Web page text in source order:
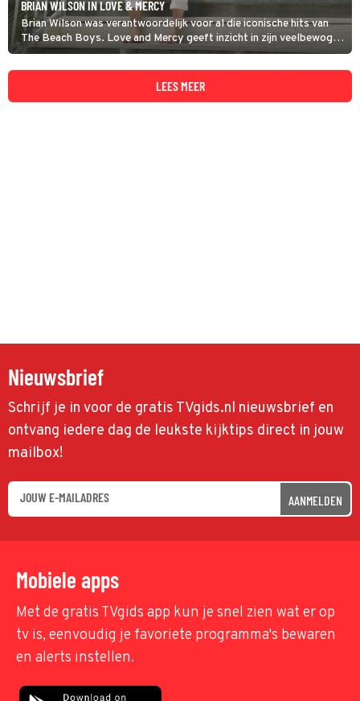
BRIAN WILSON IN LOVE & MERCY
Brian Wilson was verantwoordelijk voor al die iconische hits van
The Beach Boys. Love and Mercy geeft inzicht in zijn veelbewogen
leven.
LEES MEER
Nieuwsbrief
Schrijf je in voor de gratis TVgids.nl nieuwsbrief en
ontvang iedere dag de leukste kijktips direct in jouw
mailbox!
AANMELDEN
Mobiele apps
Met de gratis TVgids app kun je snel zien wat er op
tv is, eenvoudig je favoriete programma's bewaren
en alerts instellen.